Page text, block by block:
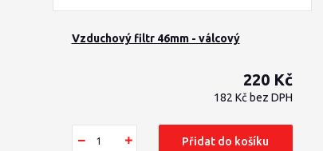
Vzduchový filtr 46mm - válcový
220 Kč
182 Kčbez DPH
Přidat do košíku